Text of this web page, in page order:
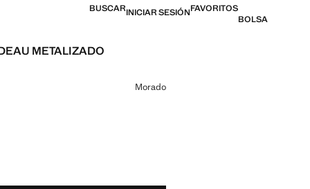
BUSCARINICIAR SESIÓNFAVORITOS
BOLSA
METALIZADO
€ ]
color
Morado